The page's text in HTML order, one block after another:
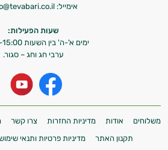
אימייל: info@tevabari.co.il
שעות הפעילות:
ימים א'-ה' בין השעות 09:00-15:00
ערבי חג וחג – סגור.
משלוחים אודות מדיניות החזרות צרו קשר
תקנון האתר
מדיניות פרטיות ותנאי